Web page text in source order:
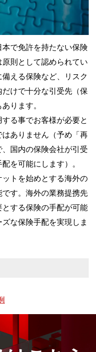
で免許を持たない保険
則として認められてい
える保険など、リスク
けで十分な引受先（保
ります。
る事でお客様が必要と
ありません（予め「再
国内の保険会社が引受
を可能にします）。
トを始めとする海外の
す。海外の業務提携先
する保険の手配が可能
な保険手配を実現しま